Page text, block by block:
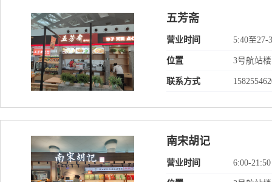
五芳斋
营业时间 5:40至27-
位置 3号航站
联系方式
南宋胡记
营业时间 6:00-21:50